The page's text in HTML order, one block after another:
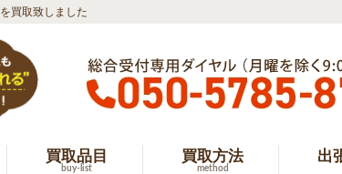
買取致しました
買取品目
buy-list
買取方法
method
出